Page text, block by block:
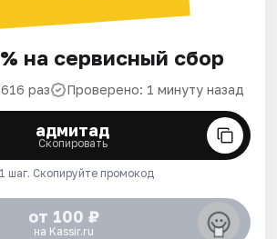
на сервисный сбор
раз Проверено: 1 минуту назад
адмитад
Скопировать
шаг. Скопируйте промокод
от 100 ₽
на Kassir.ru